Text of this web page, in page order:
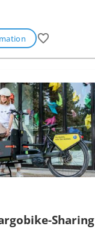
Sharing